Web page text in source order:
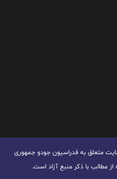
متعلق به فدراسیون جودو جمهوری
از مطالب با ذكر منبع آزاد است.